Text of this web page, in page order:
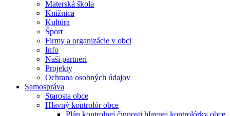
Materská škola
Knižnica
Kultúra
Šport
Firmy a organizácie v obci
Info
Naši partneri
Projekty
Ochrana osobných údajov
Samospráva
Starosta obce
Hlavný kontrolór obce
Plán kontrolnej činnosti hlavnej kontrolórky obce